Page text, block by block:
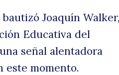
Joaquín Walker,
Educativa del
señal alentadora
este momento.